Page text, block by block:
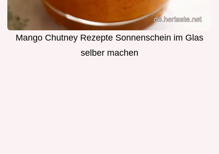
Mango Chutney Rezepte Sonnenschein im Glas
selber machen